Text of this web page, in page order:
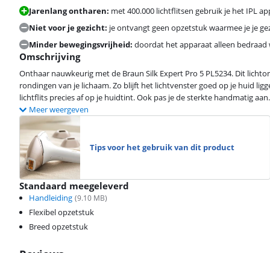
Jarenlang ontharen: met 400.000 lichtflitsen gebruik je het IPL
Niet voor je gezicht: je ontvangt geen opzetstuk waarmee je je
Minder bewegingsvrijheid: doordat het apparaat alleen
Omschrijving
Onthaar nauwkeurig met de Braun Silk Expert Pro 5 PL5234. Dit
rondingen van je lichaam. Zo blijft het lichtvenster goed op je huid
lichtflits precies af op je huidtint. Ook pas je de sterkte handmatig
Meer weergeven
Tips voor het gebruik van dit product
Standaard meegeleverd
Handleiding (9.10 MB)
Flexibel opzetstuk
Breed opzetstuk